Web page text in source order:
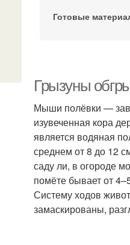
Готовые
Грызуны
Мыши полёвки —
изувеченная кора
является водяная
среднем от 8 до 12
саду ли, в огороде
помёте бывает от
Систему ходов
замаскированы,